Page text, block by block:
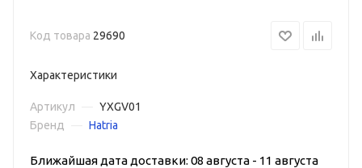
Код товара 29690
Характеристики
Артикул
YXGV01
Бренд
Hatria
Ближайшая дата доставки: 08 августа - 11 августа